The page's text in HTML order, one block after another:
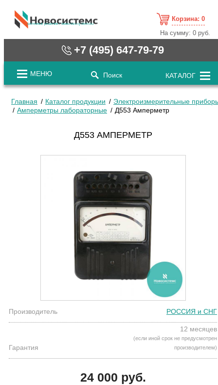
cистемные решения / www.novosystems.ru
Корзина: 0
На сумму:0 руб.
+7 (495) 647-79-79
МЕНЮ Поиск КАТАЛОГ
Главная Каталог продукции
Электроизмерительные
Амперметры лабораторные
Д553 Амперметр
Д553 АМПЕРМЕТР
Производитель РОССИЯ и СНГ
Гарантия
12 месяцев
(если иной срок не предусмотрен
производителем)
24 000 руб.